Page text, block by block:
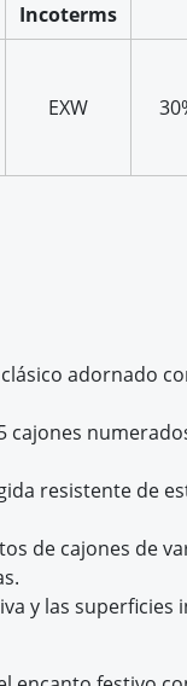
Incoterms
EXW
adornado
cajones
resistente de
de cajones de
y las